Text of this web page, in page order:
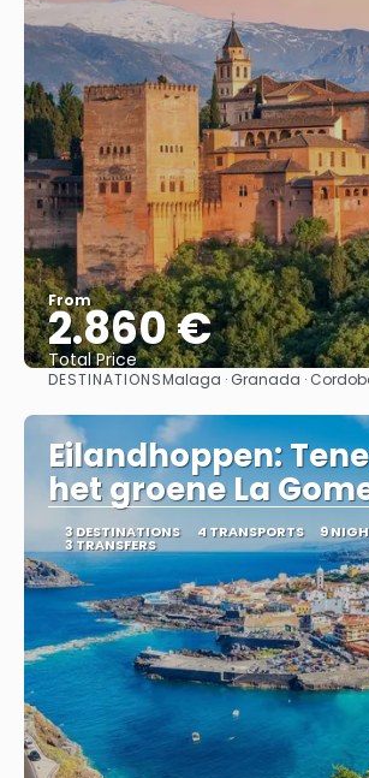
From
2.860 €
Total Price
See
DESTINATIONSMalaga · Granada ·
Eilandhoppen:
het groene La
3 DESTINATIONS 4 TRANSPORTS 9
3 TRANSFERS